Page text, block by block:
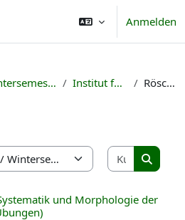
Anmelden
Wintersemester 2024/25 Institut für Biologie Rösch, Frank
Kurse
Kurse
und Morphologie der